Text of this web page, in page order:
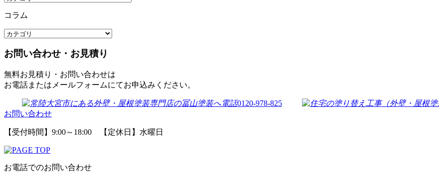
コラム
お問い合わせ・お見積り
無料お見積り・お問い合わせは
お電話またはメールフォームにてお申込みください。
0120-978-825
お問い合わせ
【受付時間】9:00～18:00 【定休日】水曜日
お電話でのお問い合わせ